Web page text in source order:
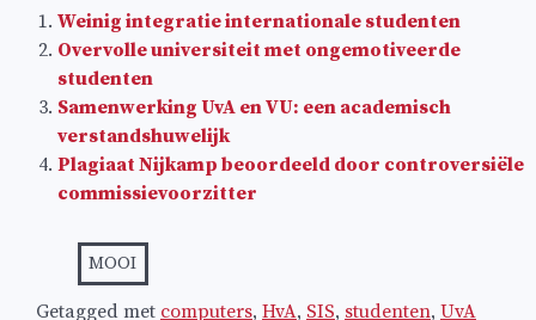
Weinig integratie internationale studenten
Overvolle universiteit met ongemotiveerde
studenten
Samenwerking UvA en VU: een academisch
verstandshuwelijk
Plagiaat Nijkamp beoordeeld door controversiële
commissievoorzitter
MOOI
Getagged met computers, HvA, SIS, studenten, UvA